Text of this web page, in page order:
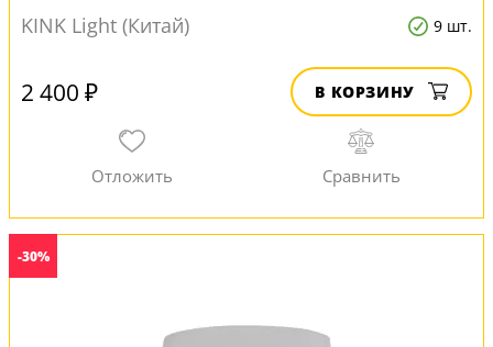
KINK Light (Китай)
9 шт.
2 400 ₽ В КОРЗИНУ
-30%